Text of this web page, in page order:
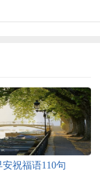
祝福语110句